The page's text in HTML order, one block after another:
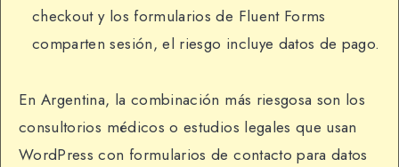
checkout y los formularios de Fluent Forms
comparten sesión, el riesgo incluye datos de pago.
En Argentina, la combinación más riesgosa son los
consultorios médicos o estudios legales que usan
WordPress con formularios de contacto para datos